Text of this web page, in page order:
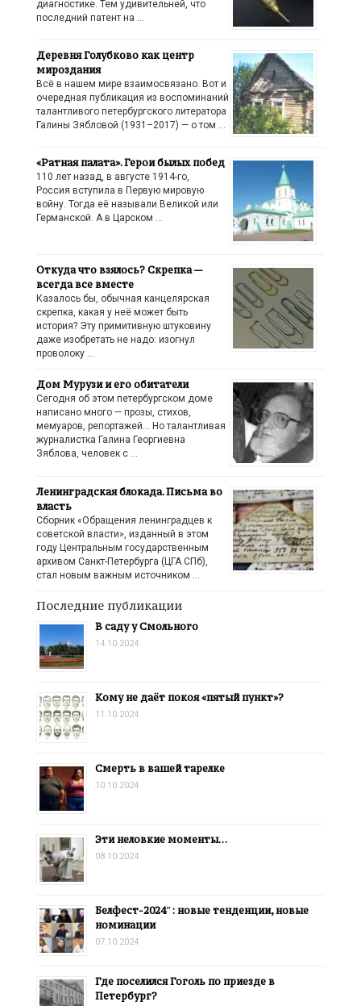
диагностике. Тем удивительней, что
последний патент на …
Деревня Голубково как центр
мироздания
Всё в нашем мире взаимосвязано. Вот и
очередная публикация из воспоминаний
талантливого петербургского литератора
Галины Зябловой (1931–2017) — о том …
«Ратная палата». Герои былых побед
110 лет назад, в августе 1914-го,
Россия вступила в Первую мировую
войну. Тогда её называли Великой или
Германской. А в Царском …
Откуда что взялось? Скрепка —
всегда все вместе
Казалось бы, обычная канцелярская
скрепка, какая у неё может быть
история? Эту примитивную штуковину
даже изобретать не надо: изогнул
проволоку …
Дом Мурузи и его обитатели
Сегодня об этом петербургском доме
написано много — прозы, стихов,
мемуаров, репортажей… Но талантливая
журналистка Галина Георгиевна
Зяблова, человек с …
Ленинградская блокада. Письма во
власть
Сборник «Обращения ленинградцев к
советской власти», изданный в этом
году Центральным государственным
архивом Санкт-Петербурга (ЦГА СПб),
стал новым важным источником …
Последние публикации
В саду у Смольного
14.10.2024
Кому не даёт покоя «пятый пункт»?
11.10.2024
Смерть в вашей тарелке
10.10.2024
Эти неловкие моменты…
08.10.2024
Белфест-2024″: новые тенденции, новые
номинации
07.10.2024
Где поселился Гоголь по приезде в
Петербург?